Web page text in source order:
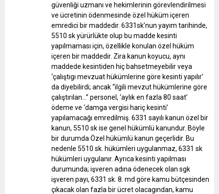
güvenliği uzmanı ve hekimlerinin görevlendirilmesi
ve ücretinin ödenmesinde özel hüküm içeren
emredici bir maddedir. 6331sk’nun yayım tarihinde,
5510 sk yürürlükte olup bu madde kesinti
yapılmaması için, özellikle konulan özel hüküm
içeren bir maddedir. Zira kanun koyucu, aynı
maddede kesintiden hiç bahsetmeyebilir veya
‘çalıştıgı mevzuat hükümlerine göre kesinti yapılır’
da diyebilirdi; ancak “ilgili mevzut hükümlerine göre
çalıştırılan…” personel, ‘aylık en fazla 80 saat’
ödeme ve ‘damga vergisi hariç kesinti’
yapılamacağı emredilmiş. 6331 sayılı kanun özel bir
kanun, 5510 sk ise genel hükümlü kanundur. Böyle
bir durumda Özel hükümlü kanun geçerlidir. Bu
nedenle 5510 sk. hükümleri uygulanmaz, 6331 sk
hükümleri uygulanır. Ayrıca kesinti yapılması
durumunda; işveren adına ödenecek olan sgk
işveren payı, 6331 sk. 8. md göre kamu bütçesinden
çıkacak olan fazla bir ücret olacagından, kamu